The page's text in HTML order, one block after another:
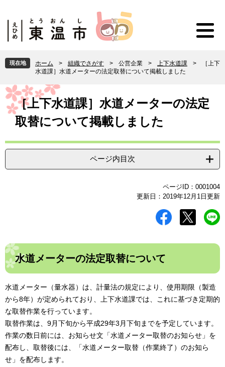
頭
で
。
飛
ば
て
本
現在地 ホーム > 組織でさがす > 公営企業 > 上下水道課 >
［上下
水道課］水道メーターの法定取替について掲載しました
本
文 ［上下水道課］水道メーターの法定
取替について掲載しました
ページ内目次
ページID：0001004
更新日：2019年12月1日更新
水道メーターの法定取替について
水道メーター（量水器）は、計量法の規定により、使用期限（製造
から8年）が定められており、上下水道課では、これに基づき定期的
な取替作業を行っています。
取替作業は、9月下旬から平成29年3月下旬までを予定しています。
作業の数日前には、お知らせ文「水道メーター取替のお知らせ」を
配布し、取替後には、「水道メーター取替（作業終了）のお知ら
せ」を配布します。